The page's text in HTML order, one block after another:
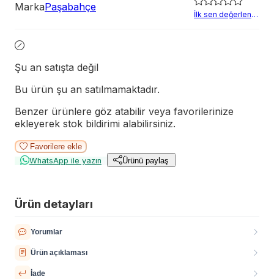
MarkaPaşabahçe
İlk sen değerlendir
Şu an satışta değil
Bu ürün şu an satılmamaktadır.
Benzer ürünlere göz atabilir veya favorilerinize
ekleyerek stok bildirimi alabilirsiniz.
Favorilere ekle
WhatsApp ile yazın
Ürünü paylaş
Ürün detayları
Yorumlar
Ürün açıklaması
İade